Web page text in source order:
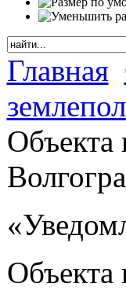
Главная
Объекта
Объекта